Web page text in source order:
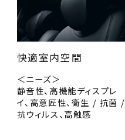
快適室内空間
＜ニーズ＞
静音性、高機能ディスプレ
イ、高意匠性、衛生 / 抗菌 /
抗ウィルス、高触感